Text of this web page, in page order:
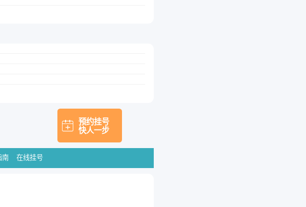
预约挂号
快人一步
南 在线挂号